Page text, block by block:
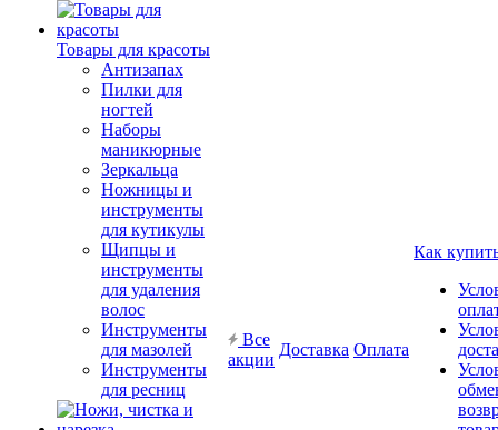
Товары для красоты
Антизапах
Пилки для
ногтей
Наборы
маникюрные
Зеркальца
Ножницы и
инструменты
для кутикулы
Щипцы и
инструменты
для удаления
волос
Инструменты
для мазолей
Инструменты
для ресниц
Все
акции
Доставка Оплата
Как